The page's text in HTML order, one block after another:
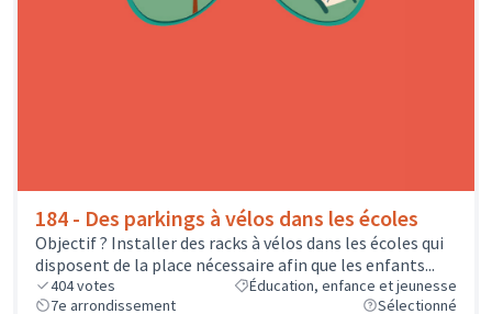
184 - Des parkings à vélos dans les écoles
Objectif ? Installer des racks à vélos dans les écoles qui
disposent de la place nécessaire afin que les enfants...
404votes
Éducation, enfance et jeunesse
7e arrondissement
Sélectionné